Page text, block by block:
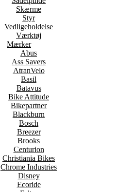
Skærme
Styr
Vedligeholdelse
Værktøj
Mærker
Abus
Ass Savers
AtranVelo
Basil
Batavus
Bike Attitude
Bikepartner
Blackburn
Bosch
Breezer
Brooks
Centurion
Christiania Bikes
Chrome Industries
Disney
Ecoride